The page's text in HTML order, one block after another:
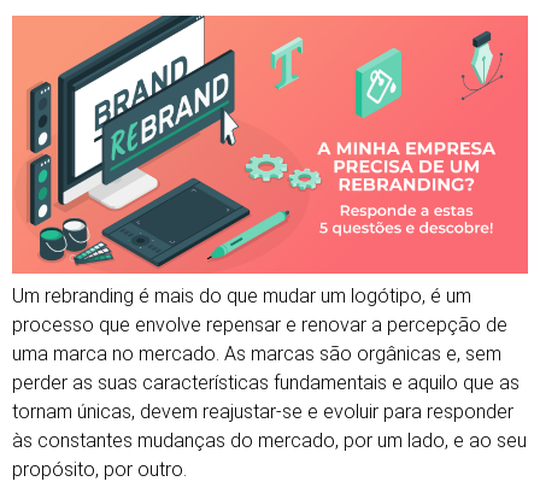
Um rebranding é mais do que mudar um logótipo, é um
processo que envolve repensar e renovar a percepção de
uma marca no mercado. As marcas são orgânicas e, sem
perder as suas características fundamentais e aquilo que as
tornam únicas, devem reajustar-se e evoluir para responder
às constantes mudanças do mercado, por um lado, e ao seu
propósito, por outro.